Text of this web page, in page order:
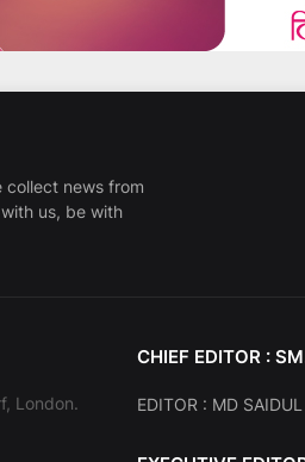
collect news from
us, be with
London.
CHIEF EDITOR :
EDITOR : MD